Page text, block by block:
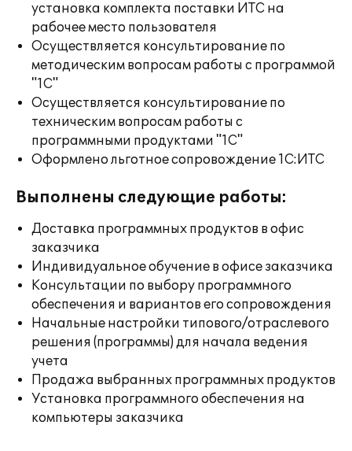
установка комплекта поставки ИТС на
рабочее место пользователя
Осуществляется консультирование по
методическим вопросам работы с программой
"1С"
Осуществляется консультирование по
техническим вопросам работы с
программными продуктами "1С"
Оформлено льготное сопровождение 1С:ИТС
Выполнены следующие работы:
Доставка программных продуктов в офис
заказчика
Индивидуальное обучение в офисе заказчика
Консультации по выбору программного
обеспечения и вариантов его сопровождения
Начальные настройки типового/отраслевого
решения (программы) для начала ведения
учета
Продажа выбранных программных продуктов
Установка программного обеспечения на
компьютеры заказчика